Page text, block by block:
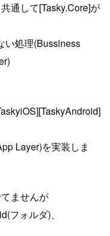
通して[Tasky.Core]が
い処理(Bussiness
Layer)を実装しま
ませんが
フォルダ)、